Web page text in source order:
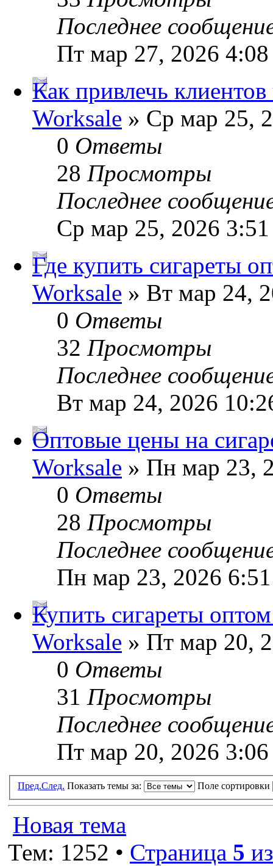
Последнее
Пт мар 27, 2026
Как привлечь
Worksale » Ср мар 25,
0 Ответы
28 Просмотры
Последнее
Ср мар 25, 2026
Где купить сигареты
Worksale » Вт мар 24,
0 Ответы
32 Просмотры
Последнее
Вт мар 24, 2026
Оптовые цены на
Worksale » Пн мар 23,
0 Ответы
28 Просмотры
Последнее
Пн мар 23, 2026
Купить сигареты
Worksale » Пт мар 20,
0 Ответы
31 Просмотры
Последнее
Пт мар 20, 2026
Пред.След. Показать темы за: Поле сортировки
Новая тема
Тем: 1252 • Страница 5